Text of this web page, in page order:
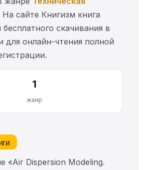
На сайте Книгизм книга
скачивания в
для онлайн-чтения полной
1
жанр
«Air Dispersion Modeling.